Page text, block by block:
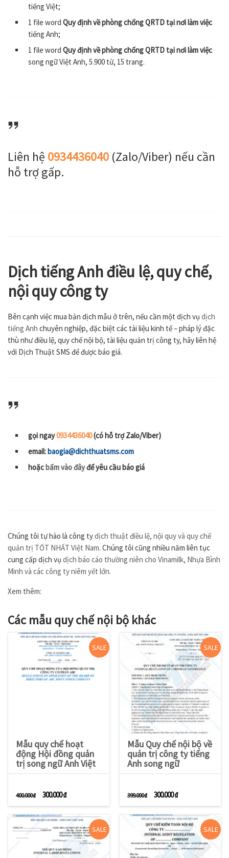
tiếng Việt;
1 file word Quy định về phòng chống QRTD tại nơi làm việc
tiếng Anh;
1 file word Quy định về phòng chống QRTD tại nơi làm việc
song ngữ Việt Anh, 5.900 từ, 15 trang.
Liên hệ 0934436040 (Zalo/Viber) nếu cần
hỗ trợ gấp.
Dịch tiếng Anh điều lệ, quy chế,
nội quy công ty
Bên cạnh việc mua bản dịch mẫu ở trên, nếu cần một dịch vụ dịch
tiếng Anh chuyên nghiệp, đặc biệt các tài liệu kinh tế – pháp lý đặc
thù như điều lệ, quy chế nội bộ, tài liệu quản trị công ty, hãy liên hệ
với Dịch Thuật SMS để được báo giá.
gọi ngay0934436040(có hỗ trợ Zalo/Viber)
email:baogia@dichthuatsms.com
hoặcbấm vào đâyđể yêu cầu báo giá
Chúng tôi tự hào là công tydịch thuật điều lệ, nội quy và quy chế
quản trị TỐT NHẤT Việt Nam. Chúng tôi cũng nhiều năm liên tục
cung cấp dịch vụ dịch báo cáo thường niên cho Vinamilk, Nhựa Bình
Minh và các công ty niêm yết lớn.
Xem thêm:
Các mẫu quy chế nội bộ khác
Mẫu quy chế hoạt
động Hội đồng quản
trị song ngữ Anh Việt
400.000₫ Giá gốc là: 400.000 ₫.
300.000₫ Giá hiện tại là: 300.000 ₫.
SALE
Mẫu Quy chế nội bộ về
quản trị công ty tiếng
Anh song ngữ
399.000₫ Giá gốc là: 399.000 ₫.
300.000₫
SALE
SALE SALE